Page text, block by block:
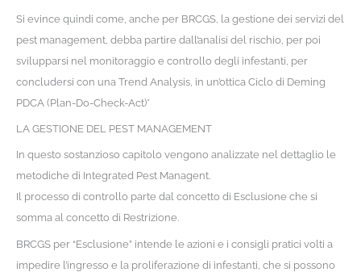
Si evince quindi come, anche per BRCGS, la gestione dei servizi del
pest management, debba partire dall’analisi del rischio, per poi
svilupparsi nel monitoraggio e controllo degli infestanti, per
concludersi con una Trend Analysis, in un’ottica Ciclo di Deming
PDCA (Plan-Do-Check-Act)*
LA GESTIONE DEL PEST MANAGEMENT
In questo sostanzioso capitolo vengono analizzate nel dettaglio le
metodiche di Integrated Pest Managent.
Il processo di controllo parte dal concetto di Esclusione che si
somma al concetto di Restrizione.
BRCGS per “Esclusione” intende le azioni e i consigli pratici volti a
impedire l’ingresso e la proliferazione di infestanti, che si possono